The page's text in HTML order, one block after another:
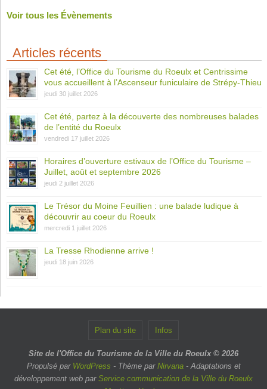
Voir tous les Évènements
Articles récents
Cet été, l’Office du Tourisme du Roeulx et Centrissime
vous accueillent à l’Ascenseur funiculaire de Strépy-Thieu
jeudi 30 juillet 2026
Cet été, partez à la découverte des nombreuses balades
de l’entité du Roeulx
vendredi 17 juillet 2026
Horaires d’ouverture estivaux de l’Office du Tourisme –
Juillet, août et septembre 2026
jeudi 2 juillet 2026
Le Trésor du Moine Feuillien : une balade ludique à
découvrir au coeur du Roeulx
mercredi 1 juillet 2026
La Tresse Rhodienne arrive !
jeudi 18 juin 2026
Plan du site Infos
Site de l'Office du Tourisme de la Ville du Roeulx © 2026
Propulsé par WordPress - Thème par Nirvana- Adaptations et
développement web par Service communication de la Ville du Roeulx